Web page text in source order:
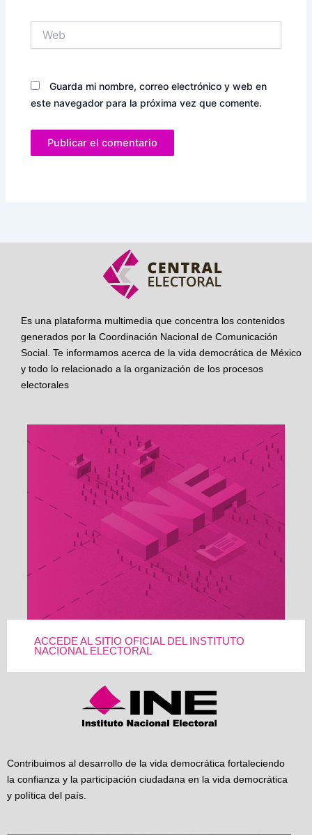
Guarda mi nombre, correo electrónico y web en
este navegador para la próxima vez que comente.
Es una plataforma multimedia que concentra los contenidos
generados por la Coordinación Nacional de Comunicación
Social. Te informamos acerca de la vida democrática de México
y todo lo relacionado a la organización de los procesos
electorales
ACCEDE AL SITIO OFICIAL DEL INSTITUTO
NACIONAL ELECTORAL
Contribuimos al desarrollo de la vida democrática fortaleciendo
la confianza y la participación ciudadana en la vida democrática
y política del país.